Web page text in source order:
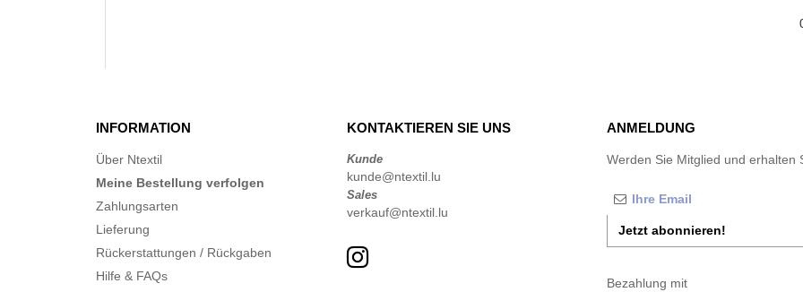
INFORMATION
Über Ntextil
Meine Bestellung verfolgen
Zahlungsarten
Lieferung
Rückerstattungen / Rückgaben
Hilfe & FAQs
KONTAKTIEREN SIE UNS
Kunde
kunde@ntextil.lu
Sales
verkauf@ntextil.lu
ANMELDUNG
Werden Sie Mitglied und erhalten
Jetzt abonnieren!
Bezahlung mit